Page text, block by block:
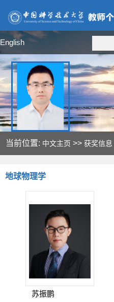
English
当前位置: 中文主页 >>获奖信息
地球物理学
苏振鹏